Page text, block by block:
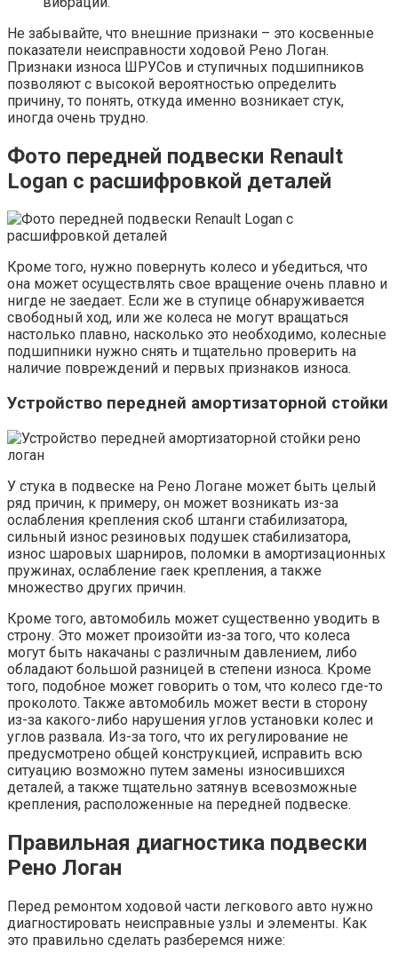
Не забывайте, что внешние признаки – это косвенные
показатели неисправности ходовой Рено Логан.
Признаки износа ШРУСов и ступичных подшипников
позволяют с высокой вероятностью определить
причину, то понять, откуда именно возникает стук,
иногда очень трудно.
Фото передней подвески Renault
Logan с расшифровкой деталей
Кроме того, нужно повернуть колесо и убедиться, что
она может осуществлять свое вращение очень плавно и
нигде не заедает. Если же в ступице обнаруживается
свободный ход, или же колеса не могут вращаться
настолько плавно, насколько это необходимо, колесные
подшипники нужно снять и тщательно проверить на
наличие повреждений и первых признаков износа.
Устройство передней амортизаторной стойки
У стука в подвеске на Рено Логане может быть целый
ряд причин, к примеру, он может возникать из-за
ослабления крепления скоб штанги стабилизатора,
сильный износ резиновых подушек стабилизатора,
износ шаровых шарниров, поломки в амортизационных
пружинах, ослабление гаек крепления, а также
множество других причин.
Кроме того, автомобиль может существенно уводить в
строну. Это может произойти из-за того, что колеса
могут быть накачаны с различным давлением, либо
обладают большой разницей в степени износа. Кроме
того, подобное может говорить о том, что колесо где-то
проколото. Также автомобиль может вести в сторону
из-за какого-либо нарушения углов установки колес и
углов развала. Из-за того, что их регулирование не
предусмотрено общей конструкцией, исправить всю
ситуацию возможно путем замены износившихся
деталей, а также тщательно затянув всевозможные
крепления, расположенные на передней подвеске.
Правильная диагностика подвески
Рено Логан
Перед ремонтом ходовой части легкового авто нужно
диагностировать неисправные узлы и элементы. Как
это правильно сделать разберемся ниже: